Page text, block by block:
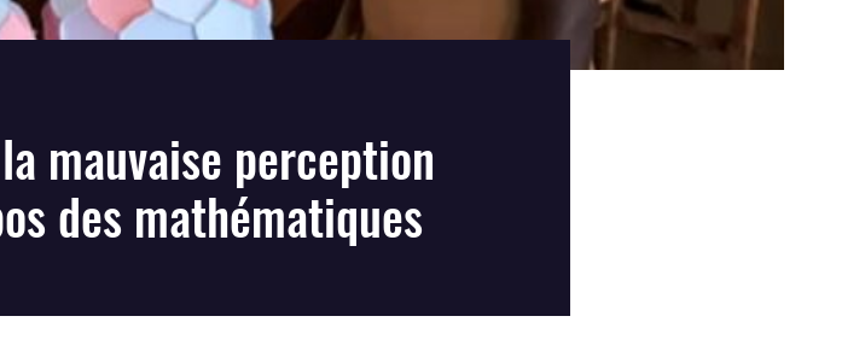
mauvaise perception
des mathématiques